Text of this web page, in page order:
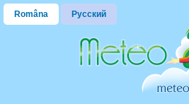
Româna Русский